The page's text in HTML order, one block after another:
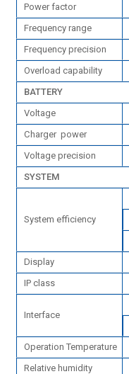
Power factor
Frequency range
Frequency precision
Overload capability
BATTERY
Voltage
Charger power
Voltage precision
SYSTEM
System efficiency
Display
IP class
Interface
Operation Temperature
Relative humidity